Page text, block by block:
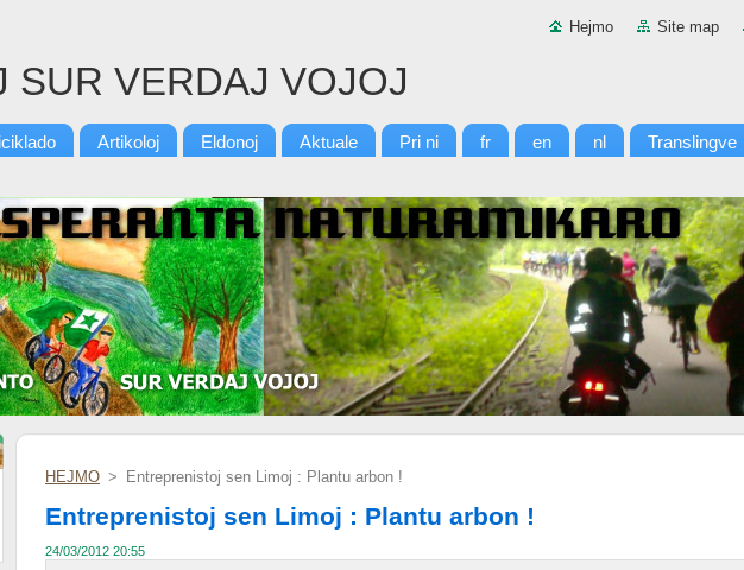
Hejmo Site map
SUR VERDAJ VOJOJ
Artikoloj Eldonoj Aktuale Pri ni fr en nl Translingve
HEJMO > Entreprenistoj sen Limoj : Plantu arbon !
Entreprenistoj sen Limoj : Plantu arbon !
24/03/2012 20:55